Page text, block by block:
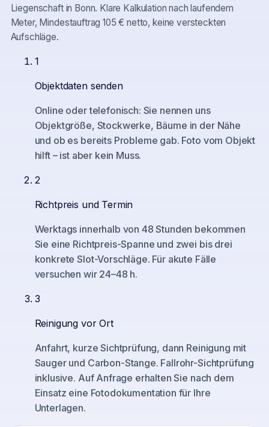
Liegenschaft in Bonn. Klare Kalkulation nach laufendem
Meter, Mindestauftrag 105 € netto, keine versteckten
Aufschläge.
1
Objektdaten senden
Online oder telefonisch: Sie nennen uns
Objektgröße, Stockwerke, Bäume in der Nähe
und ob es bereits Probleme gab. Foto vom Objekt
hilft – ist aber kein Muss.
2
Richtpreis und Termin
Werktags innerhalb von 48 Stunden bekommen
Sie eine Richtpreis-Spanne und zwei bis drei
konkrete Slot-Vorschläge. Für akute Fälle
versuchen wir 24–48 h.
3
Reinigung vor Ort
Anfahrt, kurze Sichtprüfung, dann Reinigung mit
Sauger und Carbon-Stange. Fallrohr-Sichtprüfung
inklusive. Auf Anfrage erhalten Sie nach dem
Einsatz eine Fotodokumentation für Ihre
Unterlagen.